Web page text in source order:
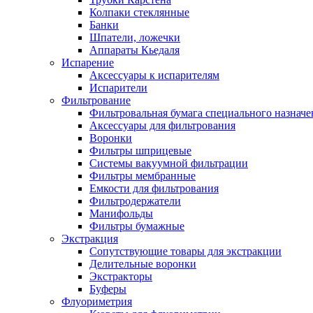
Колпаки стеклянные
Банки
Шпатели, ложечки
Аппараты Кьедаля
Испарение
Аксессуары к испарителям
Испарители
Фильтрование
Фильтровальная бумага специального
Аксессуары для фильтрования
Воронки
Фильтры шприцевые
Системы вакуумной фильтрации
Фильтры мембранные
Емкости для фильтрования
Фильтродержатели
Манифольды
Фильтры бумажные
Экстракция
Сопутствующие товары для экстракции
Делительные воронки
Экстракторы
Буферы
Флуориметрия